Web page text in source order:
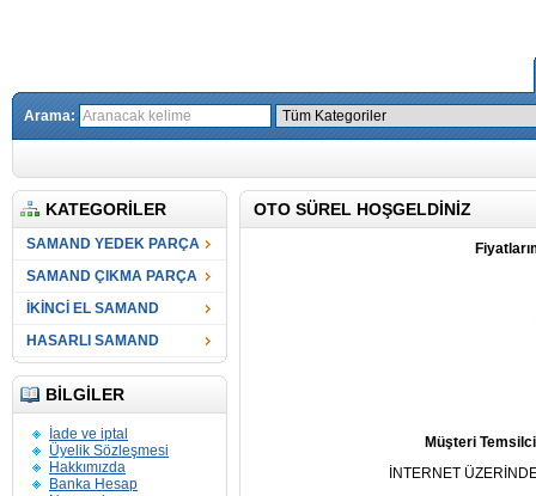
Arama:
KATEGORILER
SAMAND YEDEK PARÇA
SAMAND ÇIKMA PARÇA
İKİNCİ EL SAMAND
HASARLI SAMAND
BILGILER
İade ve iptal
Üyelik Sözleşmesi
Hakkımızda
Banka Hesap
OTO SÜREL HOŞGELDINIZ
Müşteri
İNTERNET